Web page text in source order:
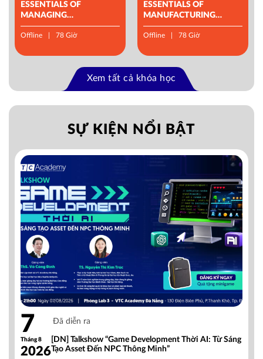
ESSENTIALS OF
MANAGING
OPERATIONS
Offline 78 Giờ
ESSENTIALS OF
MANUFACTURING
MANAGEMENT
Offline 78 Giờ
Xem tất cả khóa học
SỰ KIỆN NỔI BẬT
7
Tháng 8
2026
Đã diễn ra
[DN] Talkshow “Game Development Thời AI: Từ Sáng
Tạo Asset Đến NPC Thông Minh”